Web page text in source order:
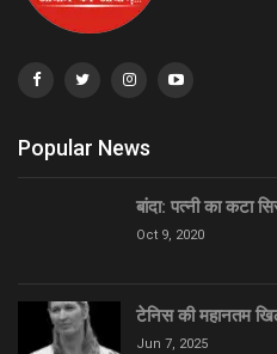
Popular News
बांदा: पत्नी का कटा
Oct 9, 2020
टेनिस की महानतम
Jun 7, 2025